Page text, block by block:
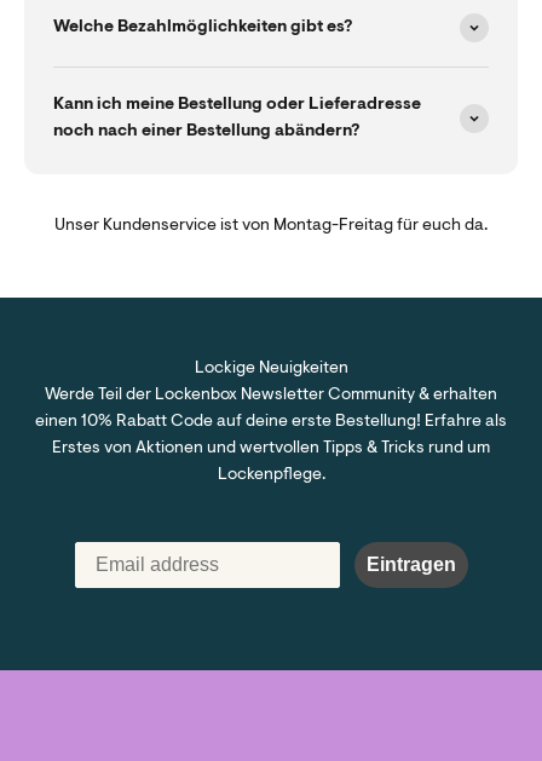
Welche Bezahlmöglichkeiten gibt es?
Kann ich meine Bestellung oder Lieferadresse
noch nach einer Bestellung abändern?
Unser Kundenservice ist von Montag-Freitag für euch da.
Lockige Neuigkeiten
Werde Teil der Lockenbox Newsletter Community & erhalten
einen 10% Rabatt Code auf deine erste Bestellung! Erfahre als
Erstes von Aktionen und wertvollen Tipps & Tricks rund um
Lockenpflege.
Eintragen